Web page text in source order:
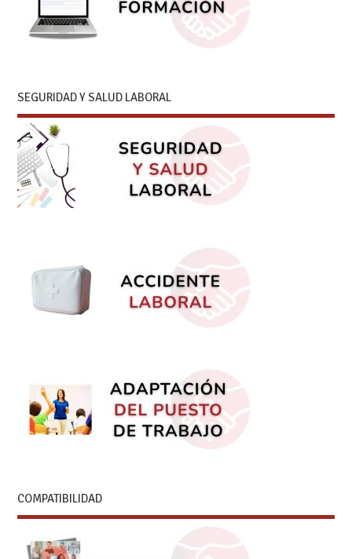
SEGURIDAD Y SALUD LABORAL
COMPATIBILIDAD